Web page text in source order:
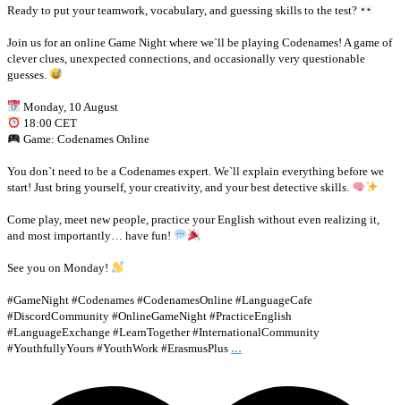
Ready to put your teamwork, vocabulary, and guessing skills to the test?
Join us for an online Game Night where we`ll be playing Codenames! A game of
clever clues, unexpected connections, and occasionally very questionable
guesses.
Monday, 10 August
18:00 CET
Game: Codenames Online
You don`t need to be a Codenames expert. We`ll explain everything before we
start! Just bring yourself, your creativity, and your best detective skills.
Come play, meet new people, practice your English without even realizing it,
and most importantly… have fun!
See you on Monday!
#GameNight #Codenames #CodenamesOnline #LanguageCafe
#DiscordCommunity #OnlineGameNight #PracticeEnglish
#LanguageExchange #LearnTogether #InternationalCommunity
#YouthfullyYours #YouthWork #ErasmusPlus ...